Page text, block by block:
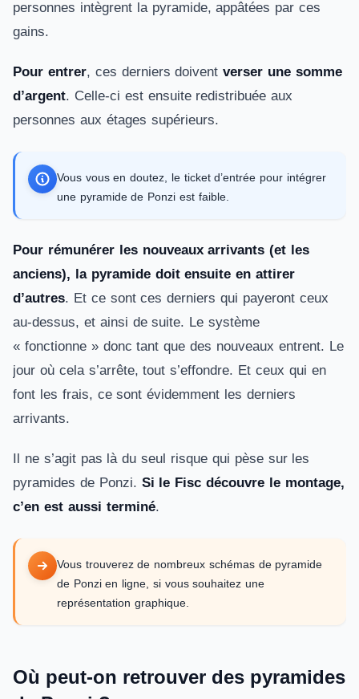
personnes intègrent la pyramide, appâtées par ces
gains.
Pour entrer, ces derniers doiventverser une somme
d’argent. Celle-ci est ensuite redistribuée aux
personnes aux étages supérieurs.
Vous vous en doutez, le ticket d’entrée pour intégrer
une pyramide de Ponzi est faible.
Pour rémunérer les nouveaux arrivants (et les
anciens), la pyramide doit ensuite en attirer
d’autres. Et ce sont ces derniers qui payeront ceux
au-dessus, et ainsi de suite. Le système
« fonctionne » donc tant que des nouveaux entrent. Le
jour où cela s’arrête, tout s’effondre. Et ceux qui en
font les frais, ce sont évidemment les derniers
arrivants.
Il ne s’agit pas là du seul risque qui pèse sur les
pyramides de Ponzi. Si le Fisc découvre le montage,
c’en est aussi terminé.
Vous trouverez de nombreux schémas de pyramide
de Ponzi en ligne, si vous souhaitez une
représentation graphique.
Où peut-on retrouver des pyramides